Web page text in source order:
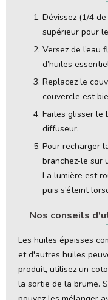
Dévissez (1/4
supérieur pour
Versez de l’eau
d’huiles
Replacez le
couvercle est
Faites glisser le
diffuseur.
Pour recharger
branchez-le sur
La lumière est
puis s’éteint
Nos conseils
Les huiles épaisses
et d'autres huiles
produit, utilisez un
la sortie de la brume.